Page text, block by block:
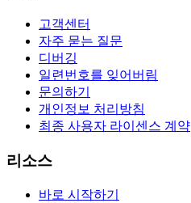
고객센터
자주 묻는 질문
디버깅
일련번호를 잊어버림
문의하기
개인정보 처리방침
최종 사용자 라이센스 계약
리소스
바로 시작하기